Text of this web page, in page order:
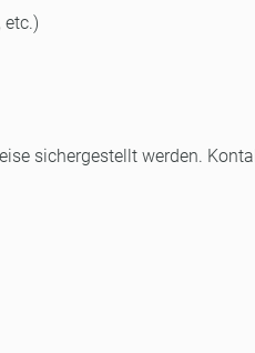
etc.)
sichergestellt werden.